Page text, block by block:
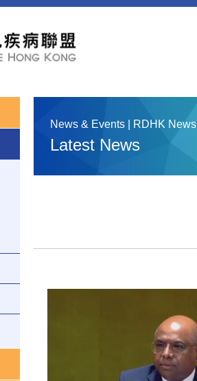
News & Events | RDHK News
Latest News